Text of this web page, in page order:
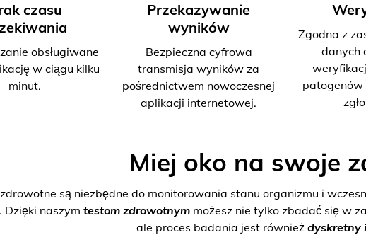
czasu
obsługiwane
w ciągu kilku
minut.
Przekazywanie
wyników
Bezpieczna cyfrowa
transmisja wyników za
pośrednictwem nowoczesnej
aplikacji internetowej.
Zgodna z
danych
patogenów
Miej oko na swoje
są niezbędne do monitorowania stanu organizmu i
Dzięki naszym testom zdrowotnymmożesz nie tylko zbadać się w
ale proces badania jest również dyskretny